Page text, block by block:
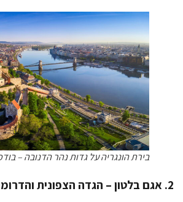
בירת הונגריה על גדות נהר הדנובה – בודפשט